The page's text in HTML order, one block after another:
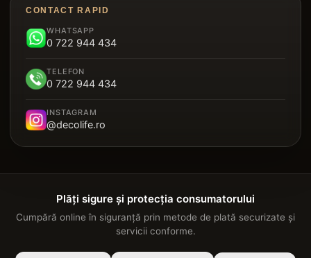
Panouri Decorative Cristal Carbon
Parchet SPC
Garduri
Brâu Decorative Duropolimer
Riflaje Polimer
Panou Sandwich Decorativ
CONTACT RAPID
WHATSAPP
0 722 944 434
TELEFON
0 722 944 434
INSTAGRAM
@decolife.ro
Plăți sigure și protecția consumatorului
Cumpără online în siguranță prin metode de plată securizate și
servicii conforme.